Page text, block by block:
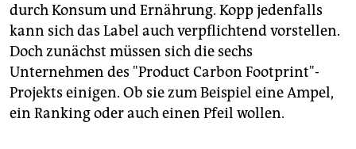
durch Konsum und Ernährung. Kopp jedenfalls
kann sich das Label auch verpflichtend vorstellen.
Doch zunächst müssen sich die sechs
Unternehmen des "Product Carbon Footprint"-
Projekts einigen. Ob sie zum Beispiel eine Ampel,
ein Ranking oder auch einen Pfeil wollen.